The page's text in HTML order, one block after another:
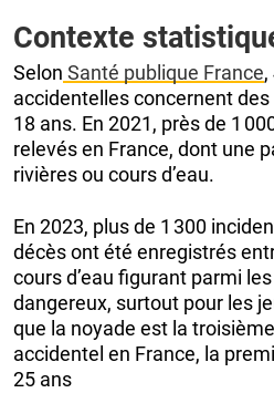
Contexte
Selon Santé publique France,
accidentelles concernent
18 ans. En 2021, près de 1
relevés en France, dont une
rivières ou cours d’eau.
En 2023, plus de 1 300
décès ont été enregistrés
cours d’eau figurant parmi
dangereux, surtout pour les
que la noyade est la
accidentel en France, la
25 ans